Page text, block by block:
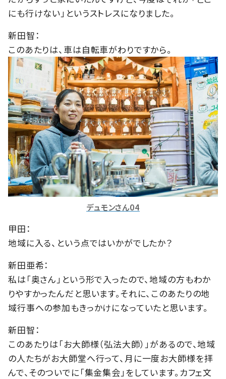
にも行けない」というストレスになりました。
新田智：
このあたりは、車は自転車がわりですから。
デュモンさん04
甲田：
地域に入る、という点ではいかがでしたか？
新田亜希：
私は「奥さん」という形で入ったので、地域の方もわか
りやすかったんだと思います。それに、このあたりの地
域行事への参加もきっかけになっていたと思います。
新田智：
このあたりは「お大師様（弘法大師）」があるので、地域
の人たちがお大師堂へ行って、月に一度お大師様を拝
んで、そのついでに「集金集会」をしています。カフェ文